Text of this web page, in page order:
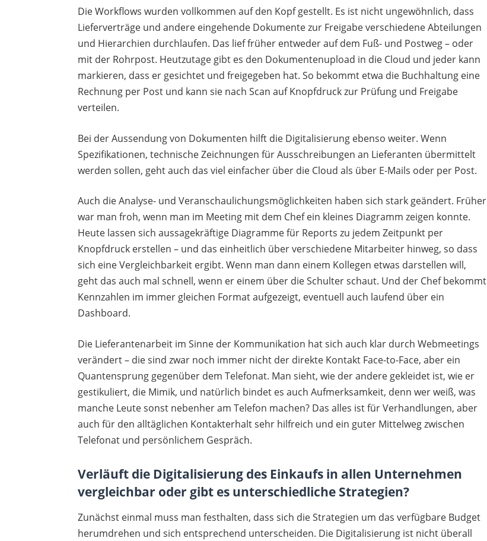
Die Workflows wurden vollkommen auf den Kopf gestellt. Es ist nicht ungewöhnlich, dass
Lieferverträge und andere eingehende Dokumente zur Freigabe verschiedene Abteilungen
und Hierarchien durchlaufen. Das lief früher entweder auf dem Fuß- und Postweg – oder
mit der Rohrpost. Heutzutage gibt es den Dokumentenupload in die Cloud und jeder kann
markieren, dass er gesichtet und freigegeben hat. So bekommt etwa die Buchhaltung eine
Rechnung per Post und kann sie nach Scan auf Knopfdruck zur Prüfung und Freigabe
verteilen.
Bei der Aussendung von Dokumenten hilft die Digitalisierung ebenso weiter. Wenn
Spezifikationen, technische Zeichnungen für Ausschreibungen an Lieferanten übermittelt
werden sollen, geht auch das viel einfacher über die Cloud als über E-Mails oder per Post.
Auch die Analyse- und Veranschaulichungsmöglichkeiten haben sich stark geändert. Früher
war man froh, wenn man im Meeting mit dem Chef ein kleines Diagramm zeigen konnte.
Heute lassen sich aussagekräftige Diagramme für Reports zu jedem Zeitpunkt per
Knopfdruck erstellen – und das einheitlich über verschiedene Mitarbeiter hinweg, so dass
sich eine Vergleichbarkeit ergibt. Wenn man dann einem Kollegen etwas darstellen will,
geht das auch mal schnell, wenn er einem über die Schulter schaut. Und der Chef bekommt
Kennzahlen im immer gleichen Format aufgezeigt, eventuell auch laufend über ein
Dashboard.
Die Lieferantenarbeit im Sinne der Kommunikation hat sich auch klar durch Webmeetings
verändert – die sind zwar noch immer nicht der direkte Kontakt Face-to-Face, aber ein
Quantensprung gegenüber dem Telefonat. Man sieht, wie der andere gekleidet ist, wie er
gestikuliert, die Mimik, und natürlich bindet es auch Aufmerksamkeit, denn wer weiß, was
manche Leute sonst nebenher am Telefon machen? Das alles ist für Verhandlungen, aber
auch für den alltäglichen Kontakterhalt sehr hilfreich und ein guter Mittelweg zwischen
Telefonat und persönlichem Gespräch.
Verläuft die Digitalisierung des Einkaufs in allen Unternehmen
vergleichbar oder gibt es unterschiedliche Strategien?
Zunächst einmal muss man festhalten, dass sich die Strategien um das verfügbare Budget
herumdrehen und sich entsprechend unterscheiden. Die Digitalisierung ist nicht überall